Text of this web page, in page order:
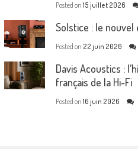
Posted on 15 juillet 2026
Solstice : le nouvel
Posted on 22 juin 2026
Davis Acoustics :
français de la Hi-Fi
Posted on 16 juin 2026